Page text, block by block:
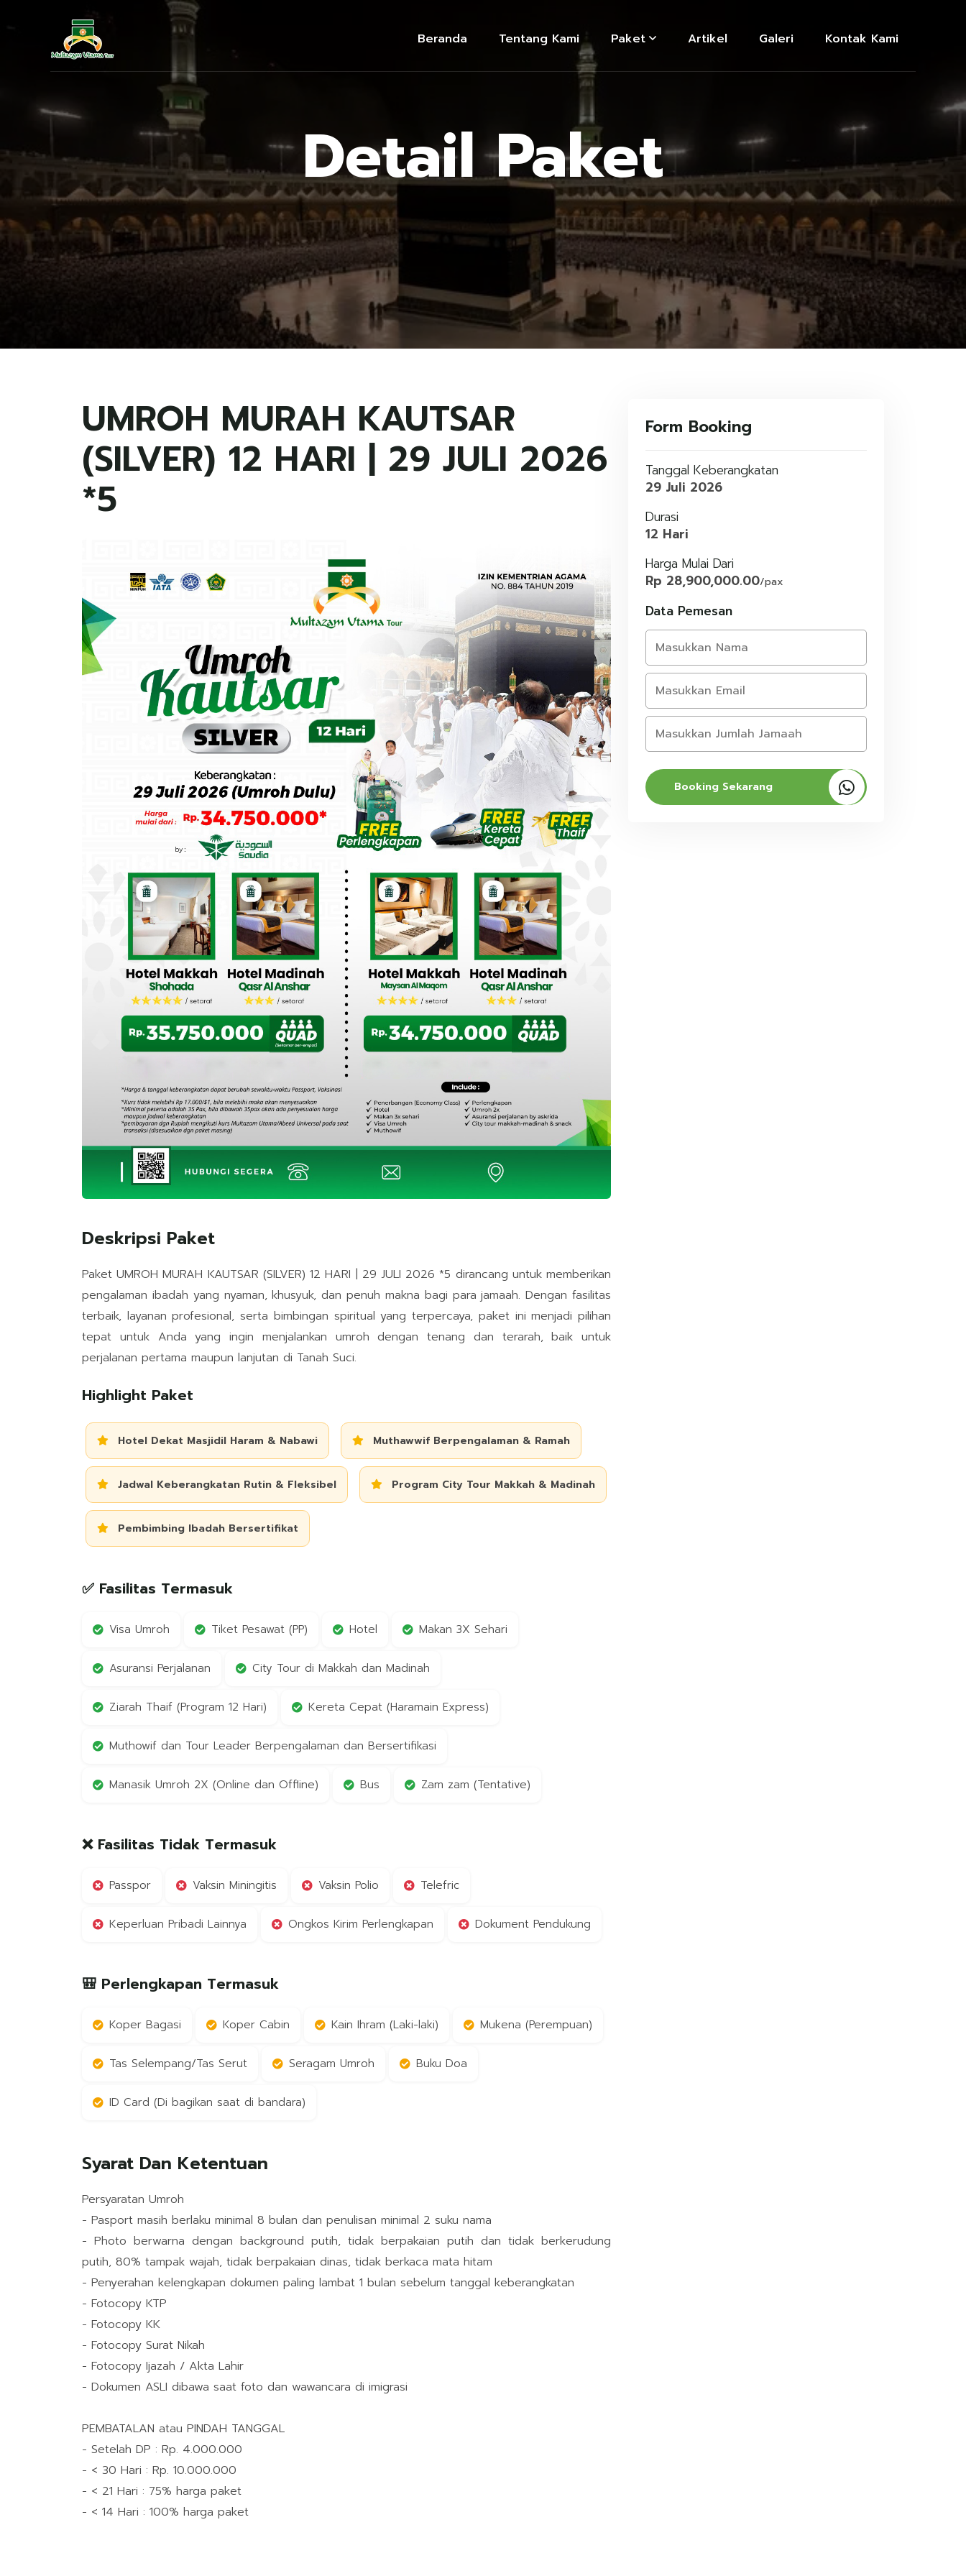
Beranda Tentang Kami Paket Artikel Galeri Kontak Kami
Detail Paket
UMROH MURAH KAUTSAR
(SILVER) 12 HARI | 29 JULI 2026
*5
Deskripsi Paket
Paket UMROH MURAH KAUTSAR (SILVER) 12 HARI | 29 JULI 2026 *5 dirancang untuk memberikan
pengalaman ibadah yang nyaman, khusyuk, dan penuh makna bagi para jamaah. Dengan fasilitas
terbaik, layanan profesional, serta bimbingan spiritual yang terpercaya, paket ini menjadi pilihan
tepat untuk Anda yang ingin menjalankan umroh dengan tenang dan terarah, baik untuk
perjalanan pertama maupun lanjutan di Tanah Suci.
Highlight Paket
Hotel Dekat Masjidil Haram & Nabawi Muthawwif Berpengalaman & Ramah
Jadwal Keberangkatan Rutin & Fleksibel Program City Tour Makkah & Madinah
Pembimbing Ibadah Bersertifikat
✅ Fasilitas Termasuk
Visa Umroh Tiket Pesawat (PP) Hotel Makan 3X Sehari
Asuransi Perjalanan City Tour di Makkah dan Madinah
Ziarah Thaif (Program 12 Hari) Kereta Cepat (Haramain Express)
Muthowif dan Tour Leader Berpengalaman dan Bersertifikasi
Manasik Umroh 2X (Online dan Offline) Bus Zam zam (Tentative)
❌ Fasilitas Tidak Termasuk
Passpor Vaksin Miningitis Vaksin Polio Telefric
Keperluan Pribadi Lainnya Ongkos Kirim Perlengkapan Dokument Pendukung
🎒 Perlengkapan Termasuk
Koper Bagasi Koper Cabin Kain Ihram (Laki-laki) Mukena (Perempuan)
Tas Selempang/Tas Serut Seragam Umroh Buku Doa
ID Card (Di bagikan saat di bandara)
Syarat Dan Ketentuan
Persyaratan Umroh
- Pasport masih berlaku minimal 8 bulan dan penulisan minimal 2 suku nama
- Photo berwarna dengan background putih, tidak berpakaian putih dan tidak berkerudung
putih, 80% tampak wajah, tidak berpakaian dinas, tidak berkaca mata hitam
- Penyerahan kelengkapan dokumen paling lambat 1 bulan sebelum tanggal keberangkatan
- Fotocopy KTP
- Fotocopy KK
- Fotocopy Surat Nikah
- Fotocopy Ijazah / Akta Lahir
- Dokumen ASLI dibawa saat foto dan wawancara di imigrasi
PEMBATALAN atau PINDAH TANGGAL
- Setelah DP : Rp. 4.000.000
- < 30 Hari : Rp. 10.000.000
- < 21 Hari : 75% harga paket
- < 14 Hari : 100% harga paket
Form Booking
Tanggal Keberangkatan
29 Juli 2026
Durasi
12 Hari
Harga Mulai Dari
Rp 28,900,000.00/pax
Data Pemesan
Booking Sekarang